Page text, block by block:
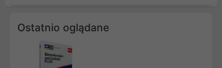
Ostatnio oglądane